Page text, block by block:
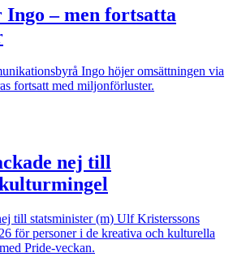
– men fortsatta
Ingo höjer omsättningen via
fortsatt med miljonförluster.
nej till
till statsminister (m) Ulf Kristerssons
för personer i de kreativa och kulturella
Pride-veckan.